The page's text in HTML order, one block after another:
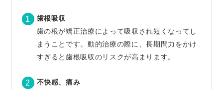
歯根吸収
歯の根が矯正治療によって吸収され短くなってし
まうことです。動的治療の際に、長期間力をかけ
すぎると歯根吸収のリスクが高まります。
不快感、痛み